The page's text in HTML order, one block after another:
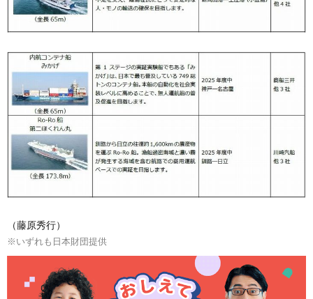
（藤原秀行）
※いずれも日本財団提供